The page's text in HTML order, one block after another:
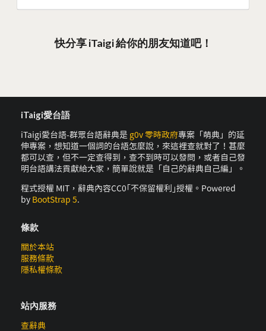
快分享 iTaigi 給你的朋友知道吧！
iTaigi愛台語
iTaigi愛台語-群眾台語辭典是 g0v 零時政府專案「萌典」的延
伸專案，想知道一個詞的台語怎麼說，來這裡查就對了！甚麼
都可以查，但不一定查得到，查不到時可以發問，或者自己發
明台語講法貢獻給大家，簡單說就是「自己的辭典自己編」。
程式授權 MIT，辭典內容CC0｢不保留權利｣授權。Powered
by BootStrap 5.
條款
關於本站
服務條款
隱私權條款
站內服務
查辭典